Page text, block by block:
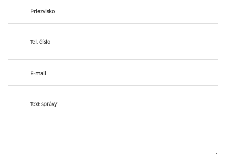
Priezvisko
Tel. číslo
E-mail
Text správy